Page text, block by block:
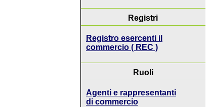
Registri
Registro esercenti il
commercio ( REC )
Ruoli
Agenti e rappresentanti
di commercio